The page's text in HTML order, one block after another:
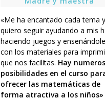
«Me ha encantado cada tema y
quiero seguir ayudando a mis
haciendo juegos y
con los materiales para
que nos facilitas. Hay
posibilidades en el curso
ofrecer las matemáticas de
forma atractiva a los niños»